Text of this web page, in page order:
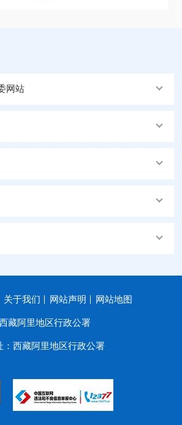
网站
关于我们 网站声明 网站地图
藏阿里地区行政公署
：西藏阿里地区行政公署